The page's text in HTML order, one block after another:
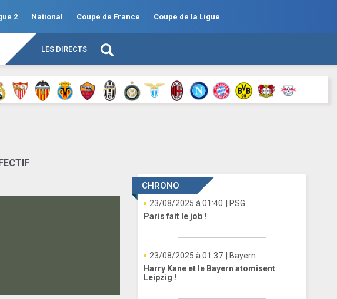
2 National Coupe de France Coupe de la Ligue
LES DIRECTS
CHRONO
23/08/2025 à 01:40
| PSG
Paris fait le job !
23/08/2025 à 01:37
| Bayern
Harry Kane et le Bayern atomisent
Leipzig !